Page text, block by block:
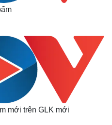
mới trên GLK mới